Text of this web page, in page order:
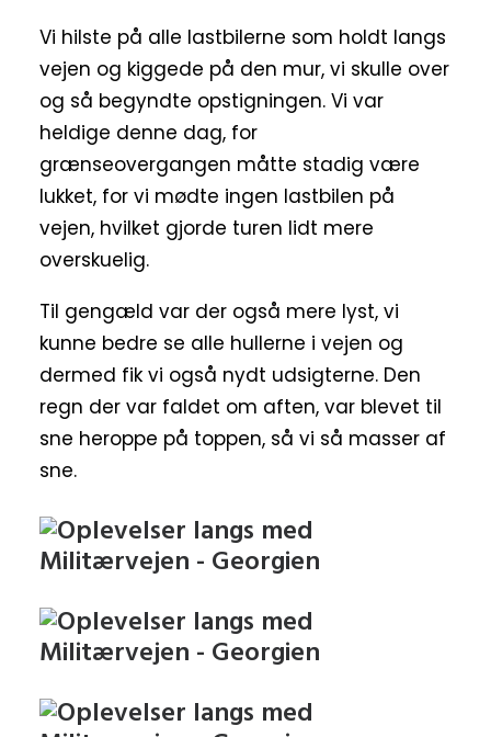
Vi hilste på alle lastbilerne som holdt langs
vejen og kiggede på den mur, vi skulle over
og så begyndte opstigningen. Vi var
heldige denne dag, for
grænseovergangen måtte stadig være
lukket, for vi mødte ingen lastbilen på
vejen, hvilket gjorde turen lidt mere
overskuelig.
Til gengæld var der også mere lyst, vi
kunne bedre se alle hullerne i vejen og
dermed fik vi også nydt udsigterne. Den
regn der var faldet om aften, var blevet til
sne heroppe på toppen, så vi så masser af
sne.